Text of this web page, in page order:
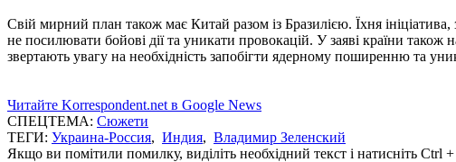
Свій мирний план також має Китай разом із Бразилією. Їхня
не посилювати бойові дії та уникати провокацій. У заяві країни також
звертають увагу на необхідність запобігти ядерному поширенню та
Читайте Korrespondent.net в Google News
СПЕЦТЕМА: Сюжети
ТЕГИ: Украина-Россия, Индия, Владимир Зеленский
Якщо ви помітили помилку, виділіть необхідний текст і натисніть